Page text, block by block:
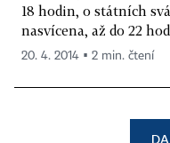
18 hodin, o státních
nasvícena, až do 22
20. 4. 2014 ▪ 2 min. čtení